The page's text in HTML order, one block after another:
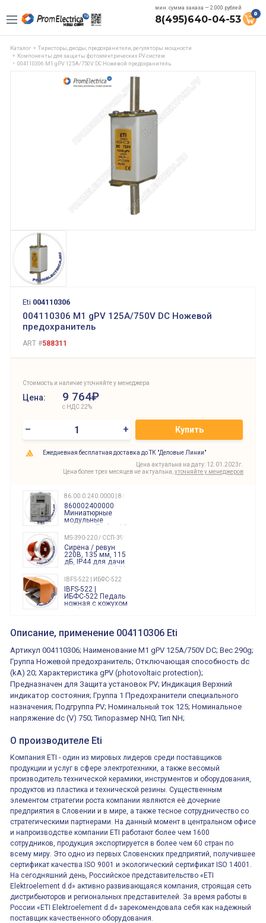
мин. сумма заказа — 2.000 рублей
8(495)640-04-53 0
Каталог
Тиристоры, диоды, предохранители, регуляторы мощности
Компоненты для защиты фотоэлектрических PV-систем
004110306 M1 gPV 125A/750V DC Ножевой предохранитель
Eti 004110306
004110306 M1 gPV 125A/750V DC Ножевой
предохранитель
ART #588311
Стоимость и наличие уточняйте у менеджера
Цена: 9 764₽
с НДС 22%
– + Купить
Ежедневная бесплатная доставка до ТК "Деловые Линии"
Цена актуальна на дату: 12.01.2023г.
Цена более трех месяцев не актуальна, уточняйте у менеджеров
86.00.0.240.0000 | 860002400000
860002400000
Миниатюрные
модульные
таймеры Finder, 12-
240 Вольт AC/DC
Finder
86.00.0.240.0000
MS-390-220 / ССП-390 220В
Сирена / ревун
220В, 135 мм, 115
дБ, IP44 для дачи
производства 220
Вольт звук ситены
"пожарная
тревога"
IBFS-522 | ИБФС-522
IBFS-522 |
ИБФС-522 Педаль
ножная с кожухом
двойная,
15Ампер 250В
XVR13M05L
Маячок
оранжевый
230VAC 130мм
ВКН8108
ВКН8108
Концевой
выключатель /
выключатель
путевой,
алюминиевый
регулируемый
ролик
800202300000С | 80 02 0 230 0000 С
800202300000С
многофункциональные
0.1cек.-10 дней, 10
функций/режимов
Описание, применение 004110306 Eti
Артикул 004110306; Наименование M1 gPV 125A/750V DC; Вес 290g;
Группа Ножевой предохранитель; Отключающая способность dc
(kA) 20; Характеристика gPV (photovoltaic protection);
Предназначен для Защита установок PV; Индикация Верхний
индикатор состояния; Группа 1 Предохранители специального
назначения; Подгруппа PV; Номинальный ток 125; Номинальное
напряжение dc (V) 750; Типоразмер NH0; Тип NH;
О производителе Eti
Компания ETI - один из мировых лидеров среди поставщиков
продукции и услуг в сфере электротехники, а также весомый
производитель технической керамики, инструментов и оборудования,
продуктов из пластика и технической резины. Существенным
элементом стратегии роста компании являются её дочерние
предприятия в Словении и в мире, а также тесное сотрудничество со
стратегическими партнерами. На данный момент в центральном офисе
и напроизводстве компании ETI работают более чем 1600
сотрудников, продукция экспортируется в более чем 60 стран по
всему миру. Это одно из первых Словенских предприятий, получившее
сертификат качества ISO 9001 и экологический сертификат ISO 14001.
На сегодняшний день, Российское представительство «ETI
Elektroelement d.d» активно развивающаяся компания, строящая сеть
дистрибьюторов и региональных представителей. За время работы в
России «ETI Elektroelement d.d» зарекомендовала себя как надежный
поставщик качественного оборудования.